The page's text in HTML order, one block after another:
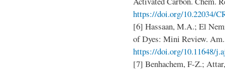
https://doi.org/10.22034/
[6] Hassaan, M.A.; El
of Dyes: Mini Review.
https://doi.org/10.11648/
[7] Benhachem, F-Z.;